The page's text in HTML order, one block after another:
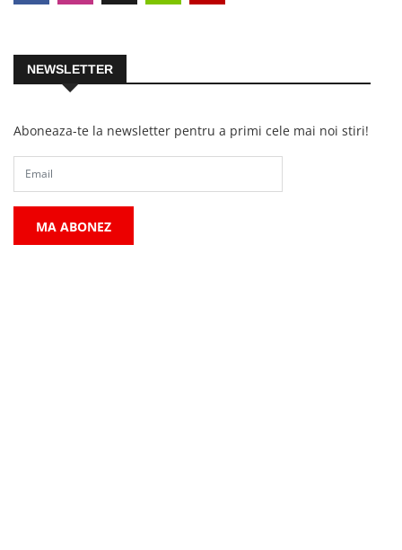
NEWSLETTER
Aboneaza-te la newsletter pentru a primi cele mai noi stiri!
MA ABONEZ